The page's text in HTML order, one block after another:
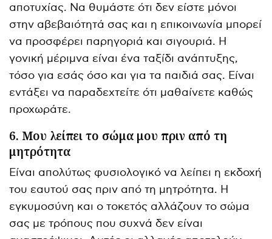
αποτυχίας. Να θυμάστε ότι δεν είστε μόνοι
στην αβεβαιότητά σας και η επικοινωνία μπορεί
να προσφέρει παρηγοριά και σιγουριά. Η
γονική μέριμνα είναι ένα ταξίδι ανάπτυξης,
τόσο για εσάς όσο και για τα παιδιά σας. Είναι
εντάξει να παραδεχτείτε ότι μαθαίνετε καθώς
προχωράτε.
6. Μου λείπει το σώμα μου πριν από τη
μητρότητα
Είναι απολύτως φυσιολογικό να λείπει η εκδοχή
του εαυτού σας πριν από τη μητρότητα. Η
εγκυμοσύνη και ο τοκετός αλλάζουν το σώμα
σας με τρόπους που συχνά δεν είναι